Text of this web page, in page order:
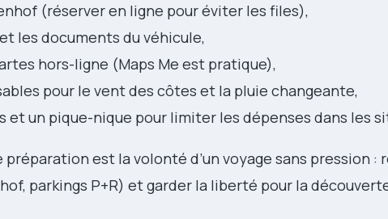
(réserver en ligne pour éviter les files),
les documents du véhicule,
hors-ligne (Maps Me est pratique),
pour le vent des côtes et la pluie changeante,
et un pique-nique pour limiter les dépenses dans les
est la volonté d’un voyage sans pression :
parkings P+R) et garder la liberté pour la